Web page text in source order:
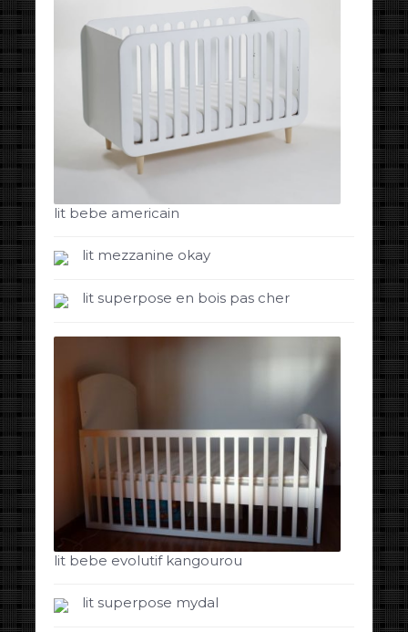
lit bebe americain
lit mezzanine okay
lit superpose en bois pas cher
lit bebe evolutif kangourou
lit superpose mydal